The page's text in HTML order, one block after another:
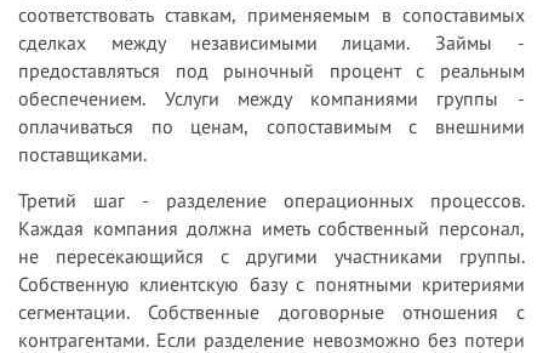
соответствовать ставкам, применяемым в сопоставимых
сделках между независимыми лицами. Займы -
предоставляться под рыночный процент с реальным
обеспечением. Услуги между компаниями группы -
оплачиваться по ценам, сопоставимым с внешними
поставщиками.
Третий шаг - разделение операционных процессов.
Каждая компания должна иметь собственный персонал,
не пересекающийся с другими участниками группы.
Собственную клиентскую базу с понятными критериями
сегментации. Собственные договорные отношения с
контрагентами. Если разделение невозможно без потери